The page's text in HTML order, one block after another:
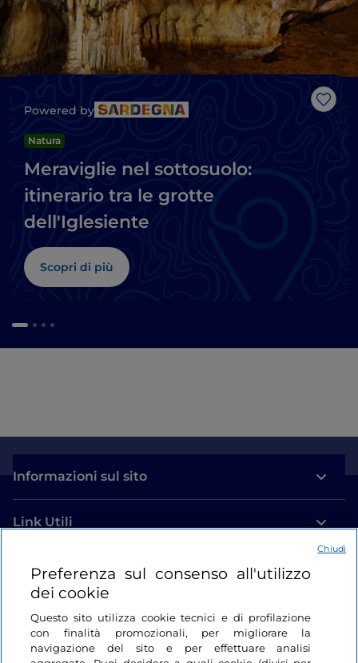
Like
Powered by
Natura
Meraviglie nel sottosuolo:
itinerario tra le grotte
dell'Iglesiente
Scopri di più
Informazioni sul sito
Link Utili
Login
Restiamo in contatto
Preferenza sul consenso all'utilizzo
dei cookie
Questo sito utilizza cookie tecnici e di profilazione
con finalità promozionali, per migliorare la
navigazione del sito e per effettuare analisi
Chiudi